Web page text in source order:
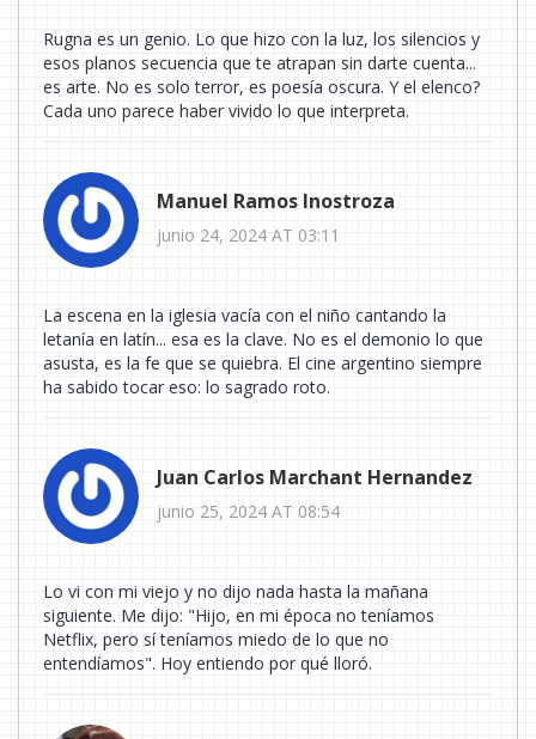
Rugna es un genio. Lo que hizo con la luz, los silencios y
esos planos secuencia que te atrapan sin darte cuenta...
es arte. No es solo terror, es poesía oscura. Y el elenco?
Cada uno parece haber vivido lo que interpreta.
Manuel Ramos Inostroza
junio 24, 2024 AT 03:11
La escena en la iglesia vacía con el niño cantando la
letanía en latín... esa es la clave. No es el demonio lo que
asusta, es la fe que se quiebra. El cine argentino siempre
ha sabido tocar eso: lo sagrado roto.
Juan Carlos Marchant Hernandez
junio 25, 2024 AT 08:54
Lo vi con mi viejo y no dijo nada hasta la mañana
siguiente. Me dijo: "Hijo, en mi época no teníamos
Netflix, pero sí teníamos miedo de lo que no
entendíamos". Hoy entiendo por qué lloró.